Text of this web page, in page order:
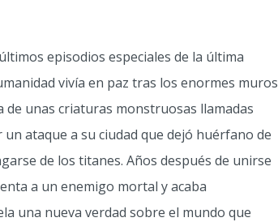
episodios especiales de la última
vivía en paz tras los enormes muros
unas criaturas monstruosas llamadas
ataque a su ciudad que dejó huérfano de
de los titanes. Años después de unirse
a un enemigo mortal y acaba
una nueva verdad sobre el mundo que